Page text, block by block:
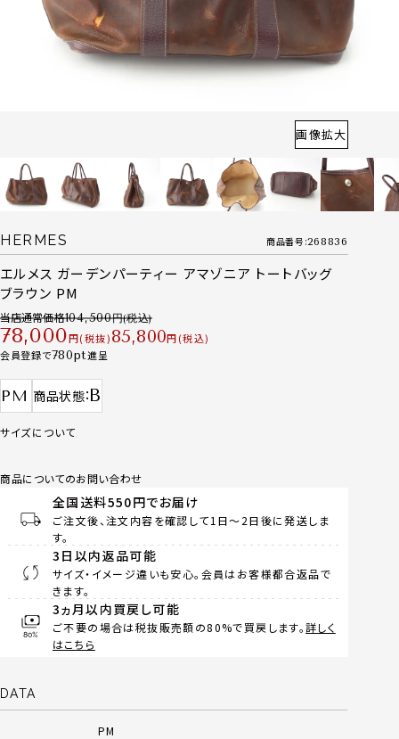
画像拡大
HERMES 商品番号 268836
エルメス ガーデンパーティー アマゾニア トートバッグ
ブラウン PM
当店通常価格104,500
78,000 税抜 85,800
税込
会員登録で780 進呈
PM 商品状態 B
サイズについて
商品についてのお問い合わせ
全国送料550円でお届け
ご注文後、注文内容を確認して1日～2日後に発送しま
す。
3日以内返品可能
サイズ・イメージ違いも安心。会員はお客様都合返品で
きます。
3ヵ月以内買戻し可能
ご不要の場合は税抜販売額の80%で買戻します。詳しく
はこちら
DATA
PM